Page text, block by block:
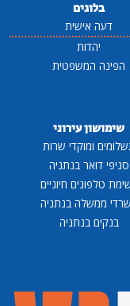
בלוגים
דעה אישית
יהדות
הפינה המשפטית
שימושון עירוני
ומוקדי שרות
סניפי דואר בנתניה
טלפונים חיוניים
ממשלה בנתניה
בנקים בנתניה